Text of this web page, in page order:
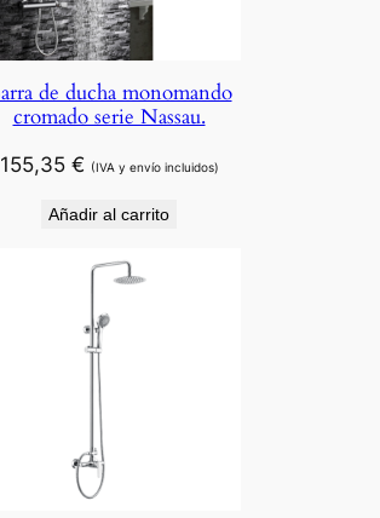
de ducha monomando
cromado serie Nassau.
155,35 € (IVA y envío incluidos)
Añadir al carrito